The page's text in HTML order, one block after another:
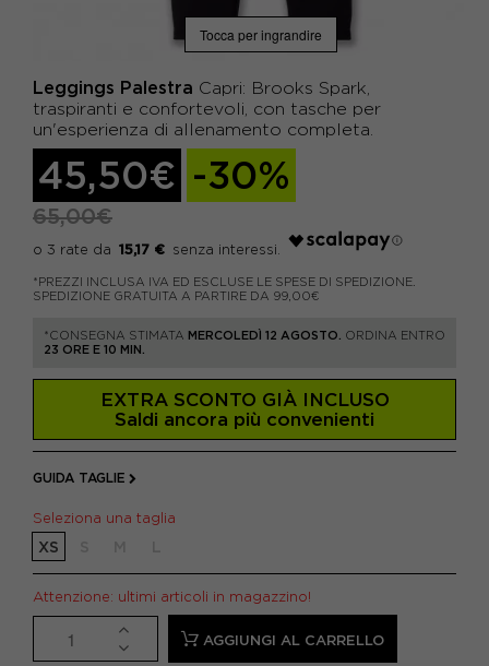
Tocca per ingrandire
Leggings Palestra Capri: Brooks Spark,
traspiranti e confortevoli, con tasche per
un'esperienza di allenamento completa.
45,50€ -30%
65,00€
15,17 €
*PREZZI INCLUSA IVA ED ESCLUSE LE SPESE DI SPEDIZIONE.
SPEDIZIONE GRATUITA A PARTIRE DA 99,00€
*CONSEGNA STIMATA MERCOLEDÌ 12 AGOSTO.
ORDINA ENTRO
23 ORE E 10 MIN.
EXTRA SCONTO GIÀ INCLUSO
Saldi ancora più convenienti
GUIDA TAGLIE
Seleziona una taglia
XS
Attenzione: ultimi articoli in magazzino!
AGGIUNGI AL CARRELLO